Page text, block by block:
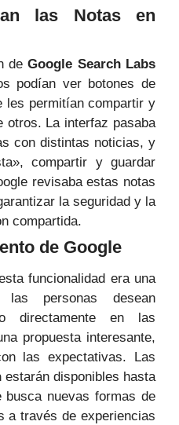
las Notas en
deGoogle Search Labs
podían ver botones de
les permitían compartir y
otros. La interfaz pasaba
con distintas noticias, y
compartir y guardar
revisaba estas notas
la seguridad y la
compartida.
de Google
funcionalidad era una
personas desean
directamente en las
propuesta interesante,
las expectativas. Las
estarán disponibles hasta
nuevas formas de
a través de experiencias